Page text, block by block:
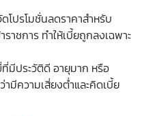
โปรโมชั่นลดราคาสำหรับ
าชการ ทำให้เบี้ยถูกลงเฉพาะ
มีประวัติดี อายุมาก หรือ
มีความเสี่ยงต่ำและคิดเบี้ย